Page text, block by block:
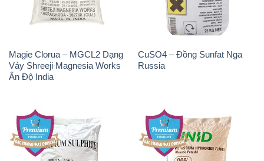
Magie Clorua – MGCL2 Dạng
Vảy Shreeji Magnesia Works
Ấn Độ India
CuSO4 – Đồng Sunfat Nga
Russia